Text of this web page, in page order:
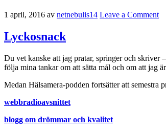
1 april, 2016 av netnebulis14 Leave a Comment
Lyckosnack
Du vet kanske att jag pratar, springer och skriver
följa mina tankar om att sätta mål och om att jag
Medan Hälsamera-podden fortsätter att
webbradioavsnittet
blogg om drömmar och kvalitet